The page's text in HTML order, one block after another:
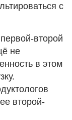
с
второй
не
в этом
второй-